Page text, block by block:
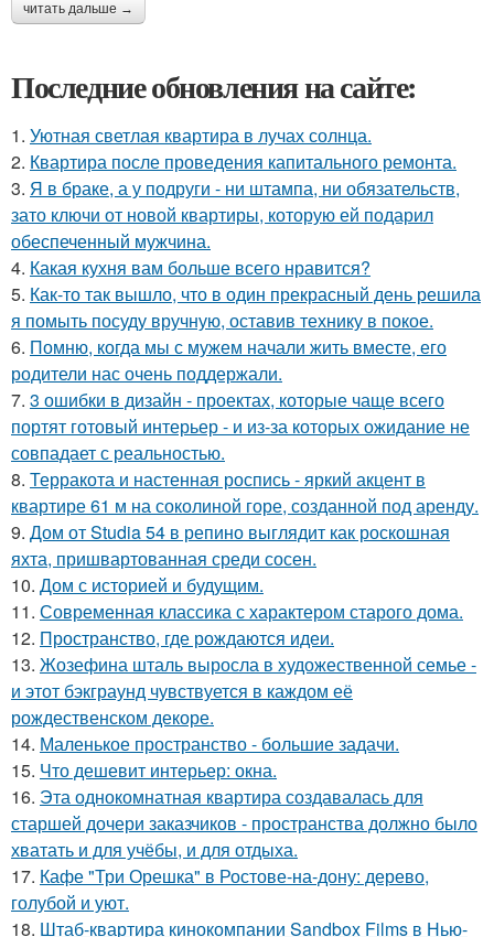
читать дальше →
Последние обновления на сайте:
1. Уютная светлая квартира в лучах солнца.
2. Квартира после проведения капитального ремонта.
3. Я в браке, а у подруги - ни штампа, ни обязательств,
зато ключи от новой квартиры, которую ей подарил
обеспеченный мужчина.
4. Какая кухня вам больше всего нравится?
5. Как-то так вышло, что в один прекрасный день решила
я помыть посуду вручную, оставив технику в покое.
6. Помню, когда мы с мужем начали жить вместе, его
родители нас очень поддержали.
7. 3 ошибки в дизайн - проектах, которые чаще всего
портят готовый интерьер - и из-за которых ожидание не
совпадает с реальностью.
8. Терракота и настенная роспись - яркий акцент в
квартире 61 м на соколиной горе, созданной под аренду.
9. Дом от Studia 54 в репино выглядит как роскошная
яхта, пришвартованная среди сосен.
10. Дом с историей и будущим.
11. Современная классика с характером старого дома.
12. Пространство, где рождаются идеи.
13. Жозефина шталь выросла в художественной семье -
и этот бэкграунд чувствуется в каждом её
рождественском декоре.
14. Маленькое пространство - большие задачи.
15. Что дешевит интерьер: окна.
16. Эта однокомнатная квартира создавалась для
старшей дочери заказчиков - пространства должно было
хватать и для учёбы, и для отдыха.
17. Кафе "Три Орешка" в Ростове-на-дону: дерево,
голубой и уют.
18. Штаб-квартира кинокомпании Sandbox Films в Нью-